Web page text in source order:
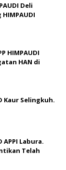
Deli
HIMPAUDI
HAN di
Kaur Selingkuh.
Labura.
Telah